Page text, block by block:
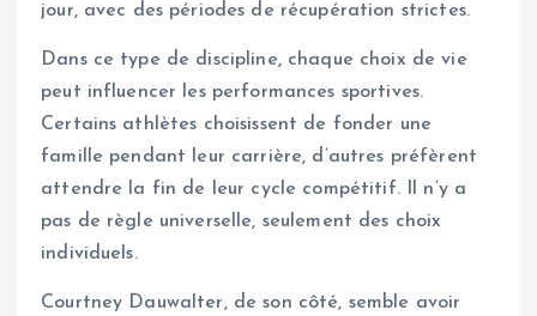
jour, avec des périodes de récupération strictes.
Dans ce type de discipline, chaque choix de vie
peut influencer les performances sportives.
Certains athlètes choisissent de fonder une
famille pendant leur carrière, d’autres préfèrent
attendre la fin de leur cycle compétitif. Il n’y a
pas de règle universelle, seulement des choix
individuels.
Courtney Dauwalter, de son côté, semble avoir